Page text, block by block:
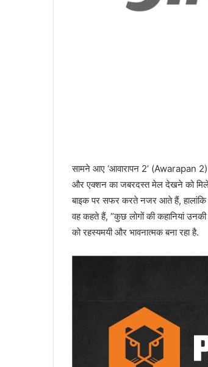
सामने आए ‘आवारापन 2’ (Awarapan
और एक्शन का जबरदस्त मेल देखने को
बाइक पर सफर करते नजर आते हैं,
वह कहते हैं, “कुछ लोगों की कहानियां उनकी
को रहस्यमयी और भावनात्मक बना रहा है.